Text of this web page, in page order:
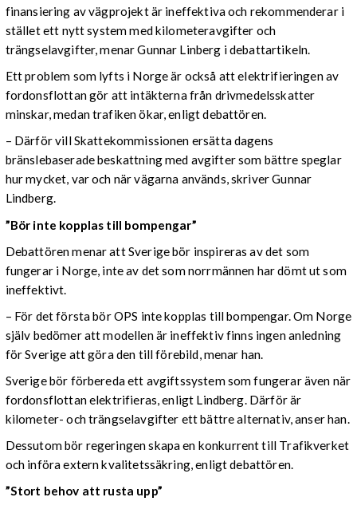
finansiering av vägprojekt är ineffektiva och rekommenderar i
stället ett nytt system med kilometeravgifter och
trängselavgifter, menar Gunnar Linberg i debattartikeln.
Ett problem som lyfts i Norge är också att elektrifieringen av
fordonsflottan gör att intäkterna från drivmedelsskatter
minskar, medan trafiken ökar, enligt debattören.
– Därför vill Skattekommissionen ersätta dagens
bränslebaserade beskattning med avgifter som bättre speglar
hur mycket, var och när vägarna används, skriver Gunnar
Lindberg.
”Bör inte kopplas till bompengar”
Debattören menar att Sverige bör inspireras av det som
fungerar i Norge, inte av det som norrmännen har dömt ut som
ineffektivt.
– För det första bör OPS inte kopplas till bompengar. Om Norge
själv bedömer att modellen är ineffektiv finns ingen anledning
för Sverige att göra den till förebild, menar han.
Sverige bör förbereda ett avgiftssystem som fungerar även när
fordonsflottan elektrifieras, enligt Lindberg. Därför är
kilometer- och trängselavgifter ett bättre alternativ, anser han.
Dessutom bör regeringen skapa en konkurrent till Trafikverket
och införa extern kvalitetssäkring, enligt debattören.
”Stort behov att rusta upp”